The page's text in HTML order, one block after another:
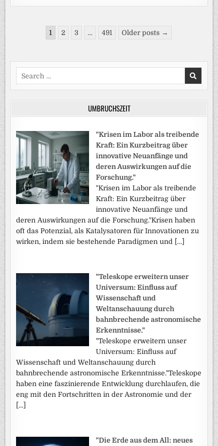
Seitennummerierung
Beiträge
1 2 3 … 491 Older posts →
Search
for:
UMBRUCHSZEIT
"Krisen im Labor als treibende
Kraft: Ein Kurzbeitrag über
innovative Neuanfänge und
deren Auswirkungen auf die
Forschung."
"Krisen im Labor als treibende
Kraft: Ein Kurzbeitrag über
innovative Neuanfänge und
deren Auswirkungen auf die Forschung."Krisen haben
oft das Potenzial, als Katalysatoren für Innovationen zu
wirken, indem sie bestehende Paradigmen und […]
"Teleskope erweitern unser
Universum: Einfluss auf
Wissenschaft und
Weltanschauung durch
bahnbrechende astronomische
Erkenntnisse."
"Teleskope erweitern unser
Universum: Einfluss auf
Wissenschaft und Weltanschauung durch
bahnbrechende astronomische Erkenntnisse."Teleskope
haben eine faszinierende Entwicklung durchlaufen, die
eng mit den Fortschritten in der Astronomie und der
[…]
"Die Erde aus dem All: neues